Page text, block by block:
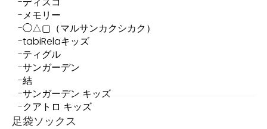
メモリー
◯△▢（マルサンカクシカク）
tabiRelaキッズ
ティグル
サンガーデン
結
サンガーデン キッズ
クアトロ キッズ
足袋ソックス